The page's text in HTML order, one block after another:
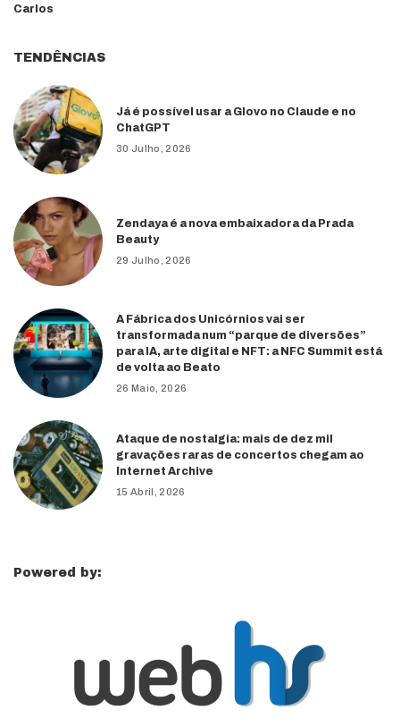
Carlos
TENDÊNCIAS
Já é possível usar a Glovo no Claude e no
ChatGPT
30 Julho, 2026
Zendaya é a nova embaixadora da Prada
Beauty
29 Julho, 2026
A Fábrica dos Unicórnios vai ser
transformada num “parque de diversões”
para IA, arte digital e NFT: a NFC Summit está
de volta ao Beato
26 Maio, 2026
Ataque de nostalgia: mais de dez mil
gravações raras de concertos chegam ao
Internet Archive
15 Abril, 2026
Powered by: